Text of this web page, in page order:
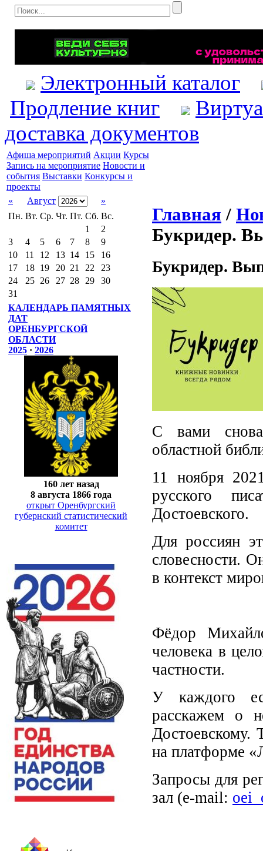
Электронный каталог
Продление книг
доставка документов
Афиша мероприятий Акции Курсы
Запись на мероприятие Новости и
события Выставки Конкурсы и
проекты
«
Август
»
Пн. Вт. Ср. Чт. Пт. Сб. Вс.
1
2
3
4 5 6 7 8
9
10
11 12 13 14 15
16
17
18 19 20 21 22
23
24
25 26 27 28 29
30
31
КАЛЕНДАРЬ ПАМЯТНЫХ
ДАТ
ОРЕНБУРГСКОЙ
ОБЛАСТИ
2025 · 2026
160 лет назад
8 августа 1866 года
открыт Оренбургский
губернский статистический
комитет
Главная /
Букридер.
Букридер.
С вами снова
областной
11 ноября
русского
Достоевского.
Для россиян
словесности.
в контекст
Фёдор
человека в
частности.
У каждого
расскажем о
Достоевскому.
на платформе
Запросы для
зал (e-mail: